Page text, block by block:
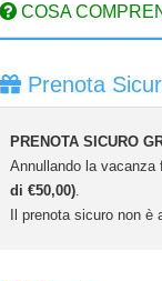
COSA
Prenota
PRENOTA SICURO
Annullando la
di €50,00).
Il prenota sicuro non